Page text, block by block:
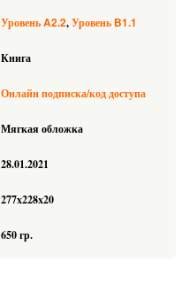
УровеньA2.2 Уровень B1.1
Книга
Онлайн подписка/код доступа
Мягкая обложка
28.01.2021
277x228x20
650 гр.